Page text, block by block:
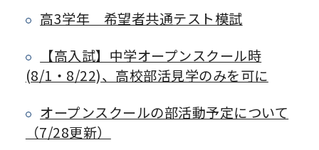
高3学年 希望者共通テスト模試
【高入試】中学オープンスクール時
(8/1・8/22)、高校部活見学のみを可に
オープンスクールの部活動予定について
（7/28更新）